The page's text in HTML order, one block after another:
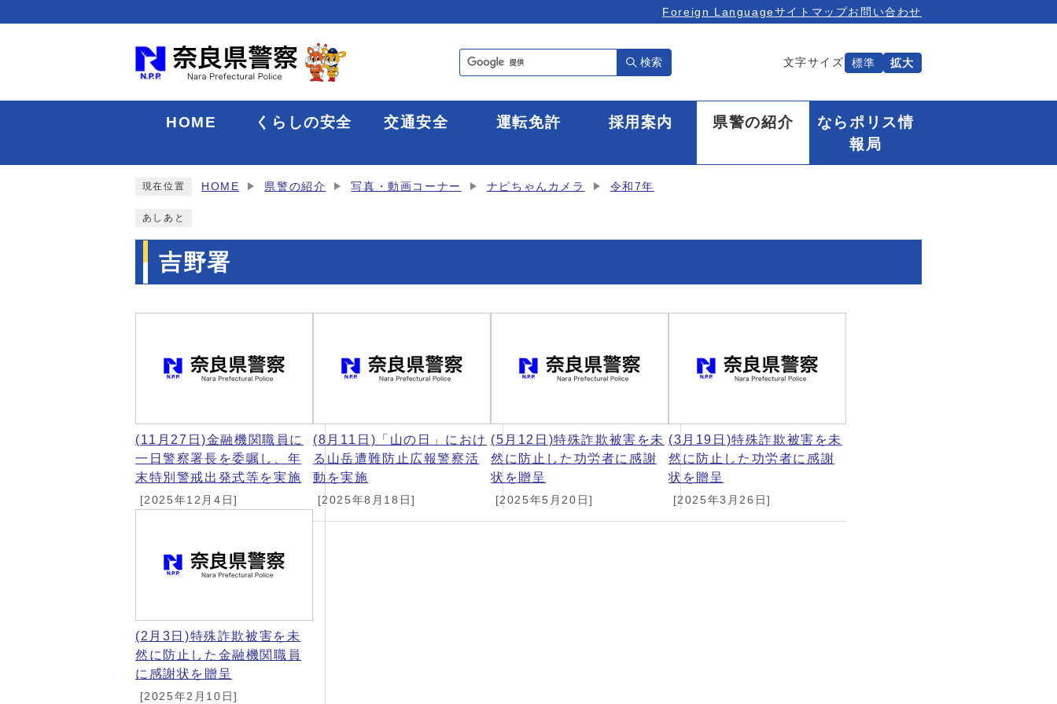
Foreign Languageサイトマップお問い合わせ
検索 文字サイズ 標準 拡大
HOME くらしの安全 交通安全 運転免許 採用案内 県警の紹介
ならポリス情
報局
現在位置 HOME 県警の紹介 写真・動画コーナー ナピちゃんカメラ 令和7年
あしあと
吉野署
(11月27日)金融機関職員に
一日警察署長を委嘱し、年
末特別警戒出発式等を実施
[2025年12月4日]
(8月11日)「山の日」におけ
る山岳遭難防止広報警察活
動を実施
[2025年8月18日]
(5月12日)特殊詐欺被害を未
然に防止した功労者に感謝
状を贈呈
[2025年5月20日]
(3月19日)特殊詐欺被害を未
然に防止した功労者に感謝
状を贈呈
[2025年3月26日]
(2月3日)特殊詐欺被害を未
然に防止した金融機関職員
に感謝状を贈呈
[2025年2月10日]